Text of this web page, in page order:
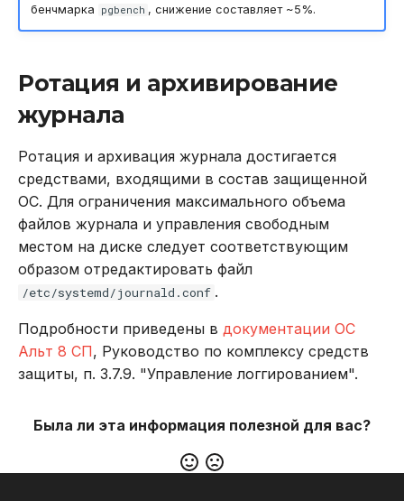
бенчмарка
pgbench , снижение составляет ~5%.
Ротация и архивирование
журнала
Ротация и архивация журнала достигается
средствами, входящими в состав защищенной
ОС. Для ограничения максимального объема
файлов журнала и управления свободным
местом на диске следует соответствующим
образом отредактировать файл
/etc/systemd/journald.conf .
Подробности приведены в документации ОС
Альт 8 СП, Руководство по комплексу средств
защиты, п. 3.7.9. "Управление логгированием".
Была ли эта информация полезной для вас?